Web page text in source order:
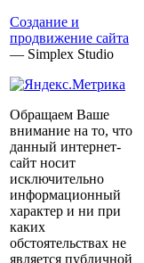
Создание и
продвижение сайта
— Simplex Studio
Обращаем Ваше
внимание на то, что
данный интернет-
сайт носит
исключительно
информационный
характер и ни при
каких
обстоятельствах не
является публичной